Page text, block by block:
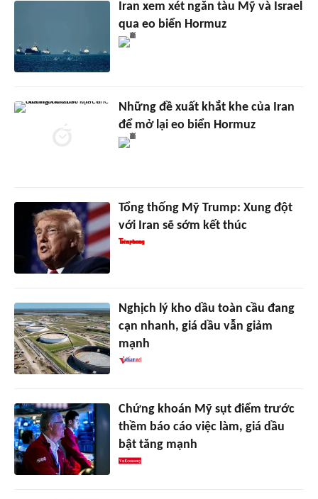
Iran xem xét ngăn tàu Mỹ và Israel
qua eo biển Hormuz
Những đề xuất khắt khe của Iran
để mở lại eo biển Hormuz
Tổng thống Mỹ Trump: Xung đột
với Iran sẽ sớm kết thúc
Nghịch lý kho dầu toàn cầu đang
cạn nhanh, giá dầu vẫn giảm
mạnh
Chứng khoán Mỹ sụt điểm trước
thềm báo cáo việc làm, giá dầu
bật tăng mạnh